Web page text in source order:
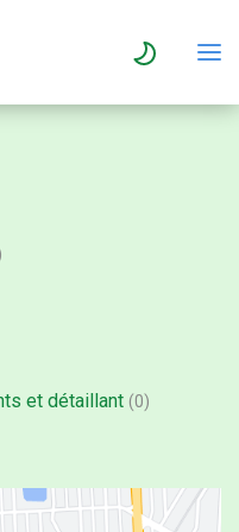
et détaillant (0)